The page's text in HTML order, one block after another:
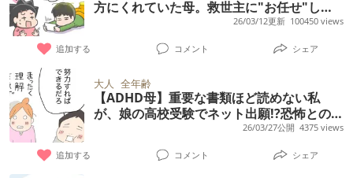
援級に通われてい
方、支援級に進ま
た事など教えてい
します。
た教育センターからは「通級なんて今すぐに
始められるものじゃない！薬の服用が先です
よ！そう医師に伝えて下さい。」と言われ…
その事を医師に伝えると「あっそうなの？通
級は すぐに始められないのねー。薬は 本人が
困って自分から集中したいから薬を使いたい
と思うまでは出しません。様子見でいいと思
めない、テストに取りかかれない。授業参観
での緊張感のない様子やクラス補助の先生が
きいれごと無くしたり、自己管理の意識がな
く、理解力がない、話を受け止めて考えて相
手と会話するなどの成長が見られないし色ん
な気になることを目の当たりにしてやっぱり
方にくれていた母。救世主に"お任せ"した
26/03/12更新 100450 views
追加する コメント シェア
大人 全年齢
【ADHD母】重要な書類ほど読めない私
が、娘の高校受験でネット出願!?恐怖との戦
26/03/27公開 4375 views
追加する コメント シェア